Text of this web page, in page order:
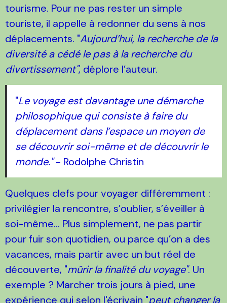
tourisme. Pour ne pas rester un simple
touriste, il appelle à redonner du sens à nos
déplacements. "Aujourd’hui, la recherche de la
diversité a cédé le pas à la recherche du
divertissement", déplore l’auteur.
"Le voyage est davantage une démarche
philosophique qui consiste à faire du
déplacement dans l’espace un moyen de
se découvrir soi-même et de découvrir le
monde."- Rodolphe Christin
Quelques clefs pour voyager différemment :
privilégier la rencontre, s’oublier, s’éveiller à
soi-même... Plus simplement, ne pas partir
pour fuir son quotidien, ou parce qu’on a des
vacances, mais partir avec un but réel de
découverte, "mûrir la finalité du voyage". Un
exemple ? Marcher trois jours à pied, une
expérience qui selon l'écrivain "peut changer la